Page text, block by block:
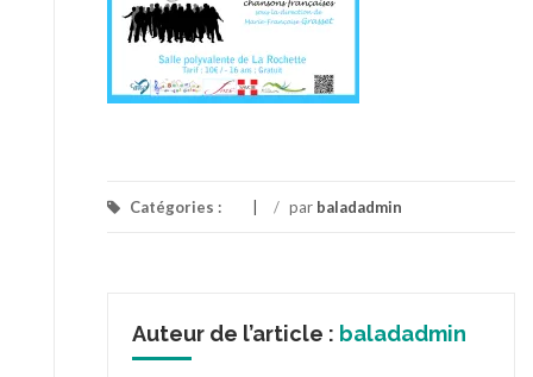
Catégories : / par baladadmin
Auteur de l’article : baladadmin